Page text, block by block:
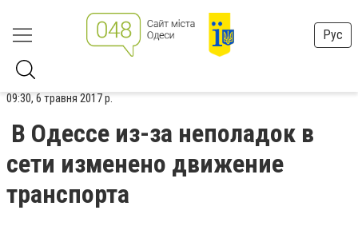
Рус
09:30, 6 травня 2017 р.
В Одессе из-за неполадок в
сети изменено движение
транспорта